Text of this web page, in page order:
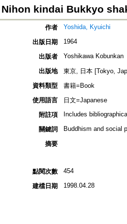
Nihon kindai Bukkyo
作者 Yoshida, Kyuichi
出版日期 1964
出版者 Yoshikawa Kobunkan
出版地
東京, 日本 [Tokyo,
資料類型
書籍=Book
使用語言
日文=Japanese
附註項
Includes
關鍵詞 Buddhism and social
摘要
點閱次數 454
建檔日期 1998.04.28